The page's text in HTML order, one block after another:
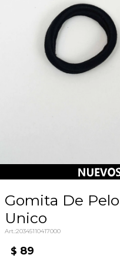
Gomita De
Unico
20345110417000
$ 89